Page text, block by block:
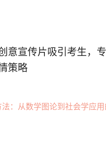
意宣传片吸引考生，
策略